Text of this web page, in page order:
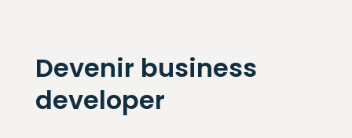
Devenir business
developer